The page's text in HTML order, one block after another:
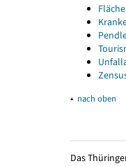
▴ nach oben
Das